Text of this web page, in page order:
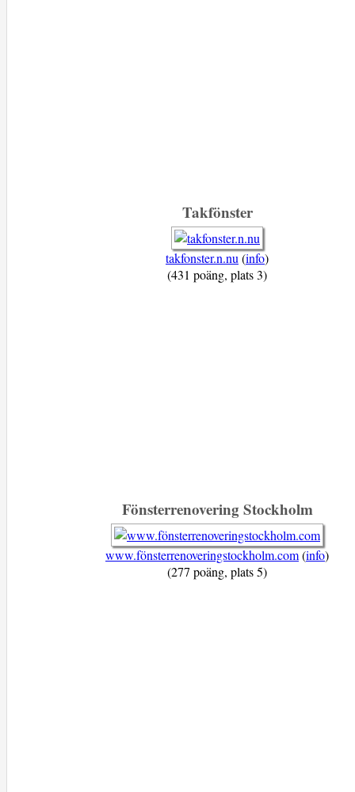
Takfönster
takfonster.n.nu (info)
(431 poäng, plats 3)
Fönsterrenovering Stockholm
www.fönsterrenoveringstockholm.com(info)
(277 poäng, plats 5)